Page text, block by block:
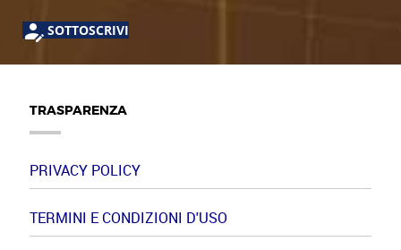
SOTTOSCRIVI
TRASPARENZA
PRIVACY POLICY
TERMINI E CONDIZIONI D'USO